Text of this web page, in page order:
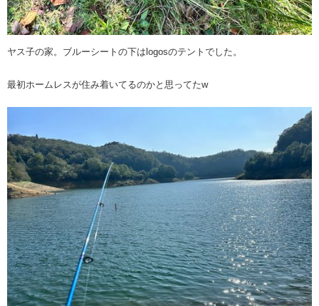
ヤス子の家。ブルーシートの下はlogosのテントでした。
最初ホームレスが住み着いてるのかと思ってたw